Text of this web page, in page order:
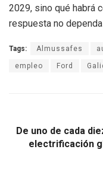
2029, sino qué habrá
respuesta no
Tags: Almussafes
empleo Ford
De uno de cada
electrificación